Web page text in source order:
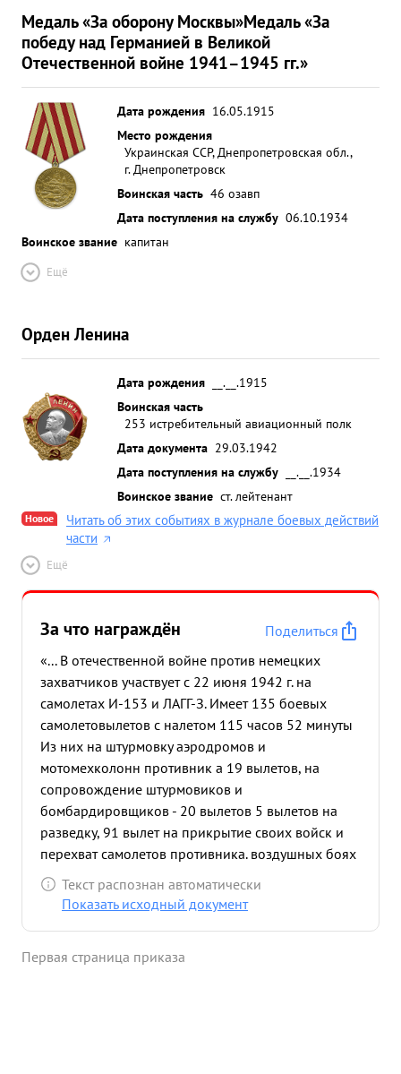
Медаль «За оборону Москвы»Медаль «За
победу над Германией в Великой
Отечественной войне 1941–1945 гг.»
Дата рождения 16.05.1915
Место рождения
Украинская ССР, Днепропетровская обл.,
г. Днепропетровск
Воинская часть 46 озавп
Дата поступления на службу 06.10.1934
Воинское звание капитан
Ещё
Орден Ленина
Дата рождения
__.__.1915
Воинская часть
253 истребительный авиационный полк
Дата документа 29.03.1942
Дата поступления на службу
__.__.1934
Воинское звание ст. лейтенант
Новое
Читать об этих событиях в журнале боевых действий
части
Ещё
За что награждён
Поделиться
«... В отечественной войне против немецких
захватчиков участвует с 22 июня 1942 г. на
самолетах И-153 и ЛАГГ-З. Имеет 135 боевых
самолетовылетов с налетом 115 часов 52 минуты
Из них на штурмовку аэродромов и
мотомехколонн противник а 19 вылетов, на
сопровождение штурмовиков и
бомбардировщиков - 20 вылетов 5 вылетов на
разведку, 91 вылет на прикрытие своих войск и
перехват самолетов противника. воздушных боях
сбил 2 МЕ-109, НЕ-126 и звено под его
командованием ванием сбило ХЕ-111 и МЕ-109.
пилотируя самолетом сбросил бомбы на цель и
Текст распознан автоматически
Показать исходный документ
Первая страница приказа